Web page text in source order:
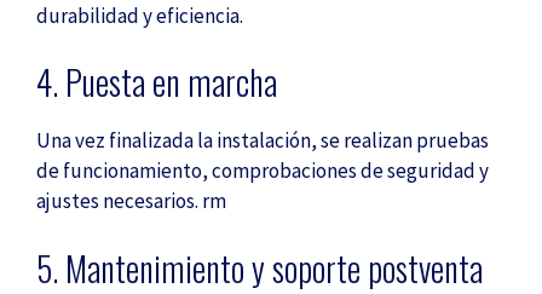
durabilidad y eficiencia.
4. Puesta en marcha
Una vez finalizada la instalación, se realizan pruebas
de funcionamiento, comprobaciones de seguridad y
ajustes necesarios. rm
5. Mantenimiento y soporte postventa